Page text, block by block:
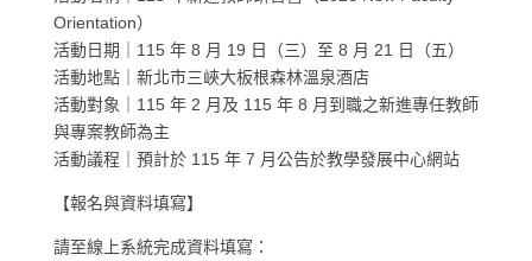
Orientation）
活動日期｜115 年 8 月 19 日（三）至 8 月 21 日（五）
活動地點｜新北市三峽大板根森林溫泉酒店
活動對象｜115 年 2 月及 115 年 8 月到職之新進專任教師
與專案教師為主
活動議程｜預計於 115 年 7 月公告於教學發展中心網站
【報名與資料填寫】
請至線上系統完成資料填寫：